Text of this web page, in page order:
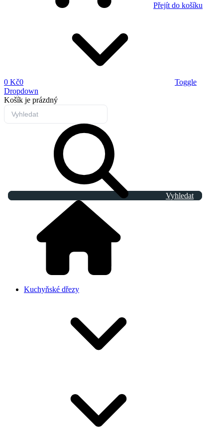
Přejít do košíku
0 Kč0
Toggle
Dropdown
Košík je prázdný
Vyhledat
Kuchyňské dřezy